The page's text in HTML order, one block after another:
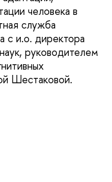
человека в
служба
с и.о. директора
руководителем
Шестаковой.